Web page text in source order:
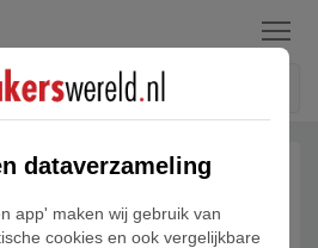
Menu
dataverzameling
app' maken wij gebruik van
cookies en ook vergelijkbare